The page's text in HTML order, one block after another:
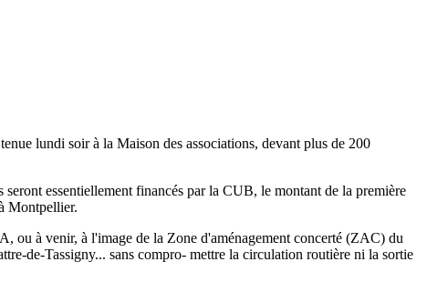
lundi soir à la Maison des associations, devant plus de 200
essentiellement financés par la CUB, le montant de la première
Montpellier.
ou à venir, à l'image de la Zone d'aménagement concerté (ZAC) du
de-Tassigny... sans compro- mettre la circulation routière ni la sortie